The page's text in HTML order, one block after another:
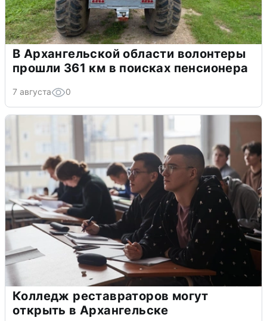
В Архангельской области волонтеры
прошли 361 км в поисках пенсионера
7 августа 0
Колледж реставраторов могут
открыть в Архангельске